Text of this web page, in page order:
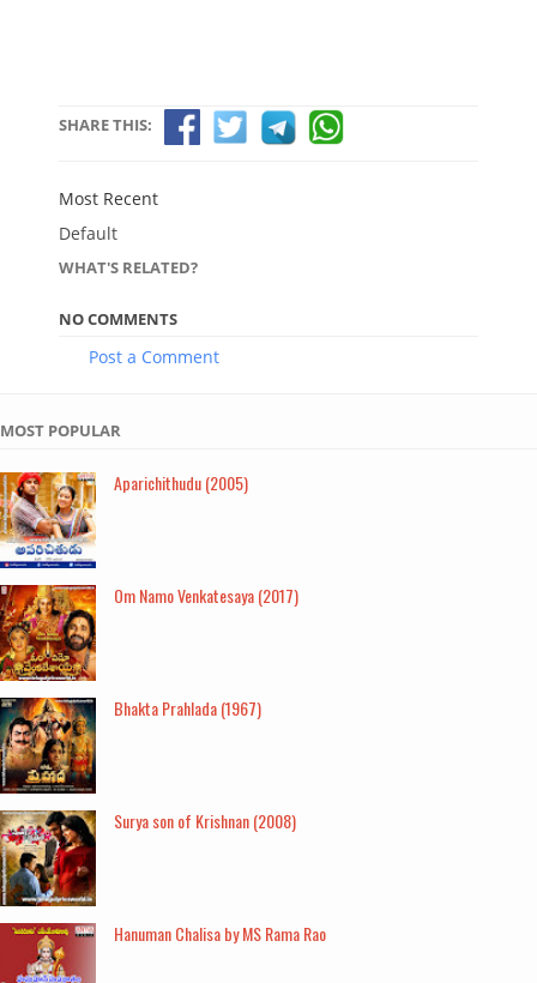
SHARE THIS:
Most Recent
Default
WHAT'S RELATED?
NO COMMENTS
Post a Comment
MOST POPULAR
Aparichithudu (2005)
Om Namo Venkatesaya (2017)
Bhakta Prahlada (1967)
Surya son of Krishnan (2008)
Hanuman Chalisa by MS Rama Rao